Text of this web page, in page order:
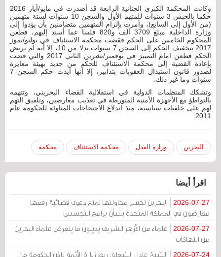
وكانت المحكمة الكبرى الجنائية الرابعة قد أصدرت في مايو/أيار 2016
حكما بالحبس 3 سنوات للمتهم الأول والسجن 10 سنوات لستة متهمين
(من الأول إلى السابع)، وأمرت بإلزام المتهمين متضامنين بأن يؤدوا إلى
وزارة الداخلية مبلغ 3709 ألف و820 فلسا عما أسند إليهم، فطعن
المحكوم الخامس على الحكم فقضت محكمة الاستئناف في يوليو/تموز
2017 بتخفيف الحكم إلى السجن 7 سنوات بدلا من 10، إلا أنه لم يرتض
الحكم فطعن امام التمييز في نوفمبر/تشرين الثاني 2017 والتي قضت
بإعادة القضية إلى محكمة الاستئناف للحكم من جديد بهيئة مغايرة
لصدور قانون استبدال العقوبات بتدابير، إلا أنها أيدت حكم السجن 7
سنوات وما غير ذلك.
وتشكك المنظمات الدولية في استقلالية القضاء البحريني، وتتهمه
بالتواطؤ مع الأجهزة الأمنية المتورطة في تعذيب معارضين، وتلفيق التهم
لهم على خلفيات سياسية، منذ اندلاع الاحتجاجات المناوئة للحكومة عام
2011.
البحرين وزارة العدل محكمة الاستئناف محكمة
اقرأ أيضا
2026-07-27
البحرين تخسر محاولتها لمنع دعوى قضائية رفعها
معارضون في المملكة المتحدة بشأن برامج التجسس
2026-07-27
علماء من الأزهر الشريف يدينون ما يتعرض علماء البحرين
من انتهاكات
2026-07-24
الشيخ عادل الشعلة: ربط زيارة الأئمة بإذن الحكومة من